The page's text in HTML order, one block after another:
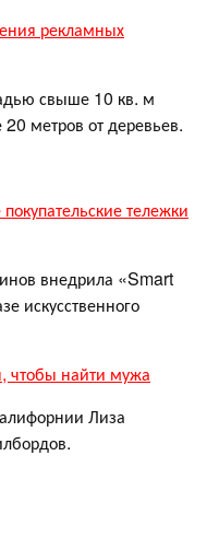
рекламных
свыше 10 кв. м
метров от деревьев.
тележки
внедрила «Smart
искусственного
чтобы найти мужа
Лиза